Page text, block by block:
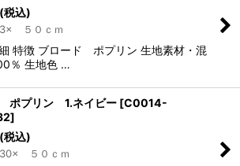
(税込)
５０ｃｍ
特徴 ブロード ポプリン 生地素材・混
％ 生地色 …
ポプリン 1.ネイビー [C0014-
]
(税込)
５０ｃｍ